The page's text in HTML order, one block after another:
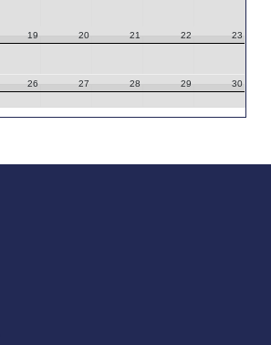
19 20 21 22 23
26 27 28 29 30